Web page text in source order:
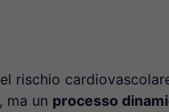
rischio
ma un processo